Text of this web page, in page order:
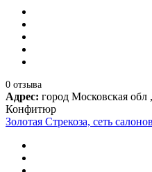
0 отзыва
Адрес: город Московская
Конфитюр
Золотая Стрекоза, сеть